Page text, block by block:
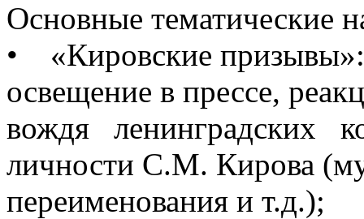
Основные тематические
• «Кировские
освещение в прессе,
вождя ленинградских
личности С.М. Кирова
переименования и т.д.);